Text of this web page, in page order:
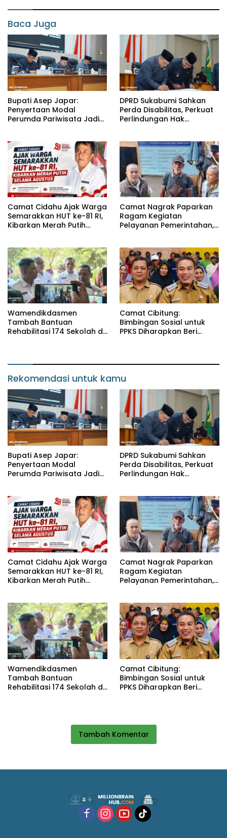
Baca Juga
Bupati Asep Japar:
Penyertaan Modal
Perumda Pariwisata Jadi
DPRD Sukabumi Sahkan
Perda Disabilitas, Perkuat
Perlindungan Hak
Camat Cidahu Ajak Warga
Semarakkan HUT ke-81 RI,
Kibarkan Merah Putih
Camat Nagrak Paparkan
Ragam Kegiatan
Pelayanan Pemerintahan,
Wamendikdasmen
Tambah Bantuan
Rehabilitasi 174 Sekolah di
Camat Cibitung:
Bimbingan Sosial untuk
PPKS Diharapkan Beri
Rekomendasi untuk kamu
Bupati Asep Japar:
Penyertaan Modal
Perumda Pariwisata Jadi
DPRD Sukabumi Sahkan
Perda Disabilitas, Perkuat
Perlindungan Hak
Camat Cidahu Ajak Warga
Semarakkan HUT ke-81 RI,
Kibarkan Merah Putih
Camat Nagrak Paparkan
Ragam Kegiatan
Pelayanan Pemerintahan,
Wamendikdasmen
Tambah Bantuan
Rehabilitasi 174 Sekolah di
Camat Cibitung:
Bimbingan Sosial untuk
PPKS Diharapkan Beri
Tambah Komentar